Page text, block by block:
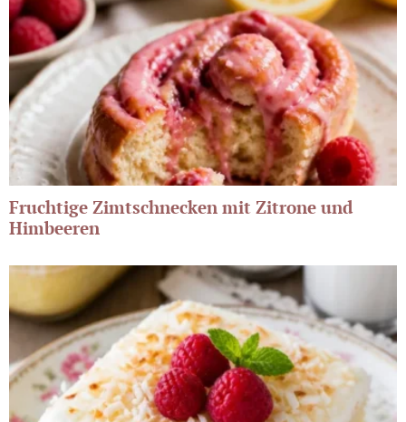
Fruchtige Zimtschnecken mit Zitrone und
Himbeeren